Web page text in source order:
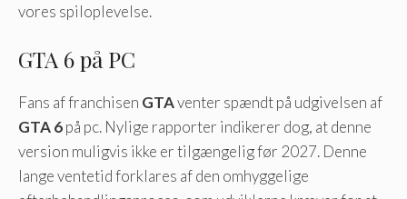
vores spiloplevelse.
GTA 6 på PC
Fans af franchisen GTAventer spændt på udgivelsen af
GTA 6på pc. Nylige rapporter indikerer dog, at denne
version muligvis ikke er tilgængelig før 2027. Denne
lange ventetid forklares af den omhyggelige